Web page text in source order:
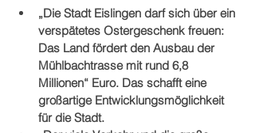
„Die Stadt Eislingen darf sich über ein
verspätetes Ostergeschenk freuen:
Das Land fördert den Ausbau der
Mühlbachtrasse mit rund 6,8
Millionen“ Euro. Das schafft eine
großartige Entwicklungsmöglichkeit
für die Stadt.